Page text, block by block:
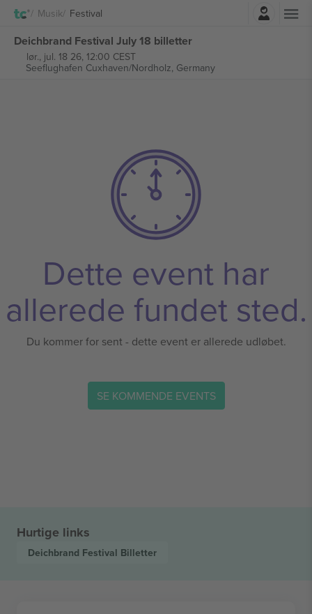
Musik Festival
Deichbrand Festival July 18 billetter
lør., jul. 18 26, 12:00 CEST
Seeflughafen Cuxhaven/Nordholz, Germany
Dette event har
allerede fundet sted.
Du kommer for sent - dette event er allerede udløbet.
SE KOMMENDE EVENTS
Hurtige links
Deichbrand Festival Billetter